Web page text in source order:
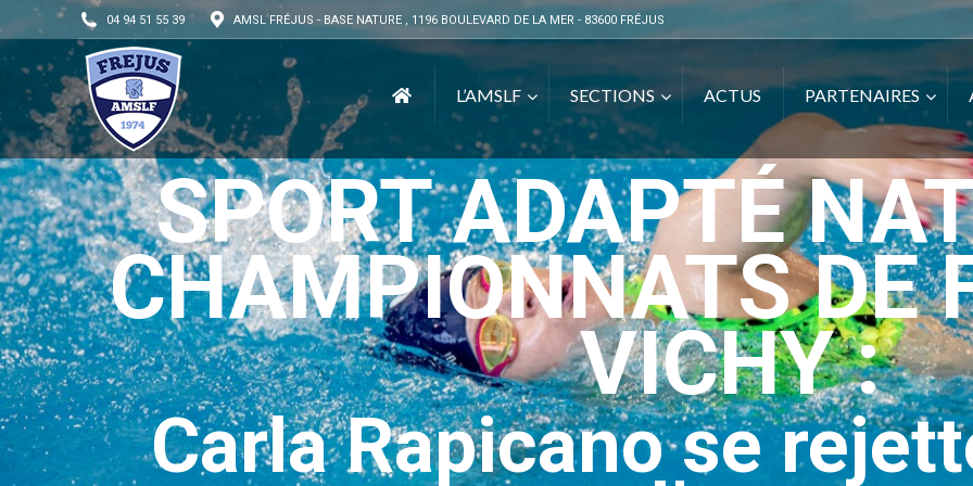
04 94 51 55 39 AMSL FRÉJUS - BASE NATURE , 1196 BOULEVARD DE LA MER - 83600 FRÉJUS
L’AMSLF SECTIONS ACTUS PARTENAIRES
SPORT ADAPTÉ
CHAMPIONNATS DE
VICHY :
Carla Rapicano se